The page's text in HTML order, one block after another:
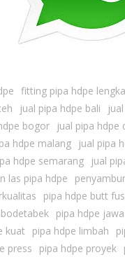
fitting pipa hdpe
jual pipa hdpe bali
bogor jual pipa hdpe
hdpe malang jual pipa
hdpe semarang jual
las pipa hdpe
pipa hdpe butt
pipa hdpe
kuat pipa hdpe limbah
press pipa hdpe proyek